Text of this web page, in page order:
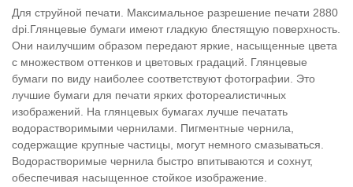
Для струйной печати. Максимальное разрешение печати 2880
dpi.Глянцевые бумаги имеют гладкую блестящую поверхность.
Они наилучшим образом передают яркие, насыщенные цвета
с множеством оттенков и цветовых градаций. Глянцевые
бумаги по виду наиболее соответствуют фотографии. Это
лучшие бумаги для печати ярких фотореалистичных
изображений. На глянцевых бумагах лучше печатать
водорастворимыми чернилами. Пигментные чернила,
содержащие крупные частицы, могут немного смазываться.
Водорастворимые чернила быстро впитываются и сохнут,
обеспечивая насыщенное стойкое изображение.